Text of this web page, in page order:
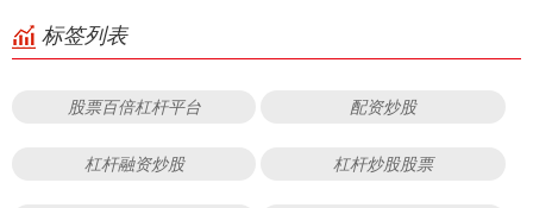
标签列表
股票百倍杠杆平台 配资炒股
杠杆融资炒股 杠杆炒股股票